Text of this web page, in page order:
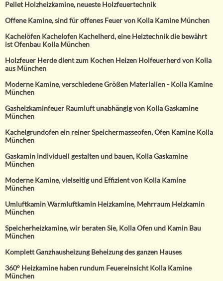
Pellet Holzheizkamine, neueste Holzfeuertechnik
Offene Kamine, sind für offenes Feuer von Kolla Kamine München
Kachelöfen Kachelofen Kachelherd, eine Heiztechnik die bewährt
ist Ofenbau Kolla München
Holzfeuer Herde dient zum Kochen Heizen Holfeuerherd von Kolla
aus München
Moderne Kamine, verschiedene Größen Materialien - Kolla Kamine
München
Gasheizkaminfeuer Raumluft unabhängig von Kolla Gaskamine
München
Kachelgrundofen ein reiner Speichermasseofen, Ofen Kamine Kolla
München
Gaskamin individuell gestalten und bauen, Kolla Gaskamine
München
Moderne Kamine, vielseitig und Effizient von Kolla Kamine
München
Umluftkamin Warmluftkamin Heizkamine, Mehrraum Heizkamin
München
Speicherheizkamine, wir beraten Sie, Kolla Ofen und Kamin Bau
München
Komplett Ganzhausheizung Beheizung des ganzen Hauses
360° Heizkamine haben rundum Feuereinsicht Kolla Kamine
München